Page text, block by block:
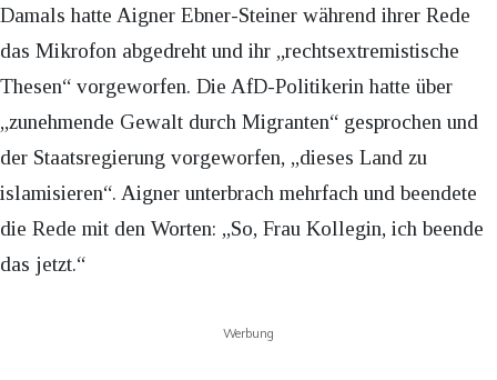
Damals hatte Aigner Ebner-Steiner während ihrer Rede
das Mikrofon abgedreht und ihr „rechtsextremistische
Thesen“ vorgeworfen. Die AfD-Politikerin hatte über
„zunehmende Gewalt durch Migranten“ gesprochen und
der Staatsregierung vorgeworfen, „dieses Land zu
islamisieren“. Aigner unterbrach mehrfach und beendete
die Rede mit den Worten: „So, Frau Kollegin, ich beende
das jetzt.“
Werbung